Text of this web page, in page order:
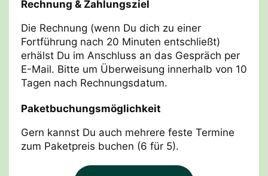
Rechnung & Zahlungsziel
Die Rechnung (wenn Du dich zu einer
Fortführung nach 20 Minuten entschließt)
erhälst Du im Anschluss an das Gespräch per
E-Mail. Bitte um Überweisung innerhalb von 10
Tagen nach Rechnungsdatum.
Paketbuchungsmöglichkeit
Gern kannst Du auch mehrere feste Termine
zum Paketpreis buchen (6 für 5).